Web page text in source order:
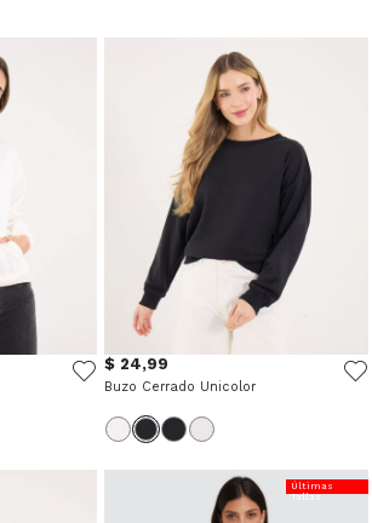
$ 24,99
Buzo Cerrado Unicolor
Últimas
Tallas